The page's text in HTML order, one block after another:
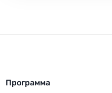
Программа